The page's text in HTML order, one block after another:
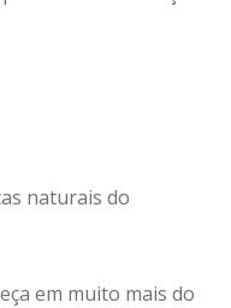
naturais do
em muito mais do